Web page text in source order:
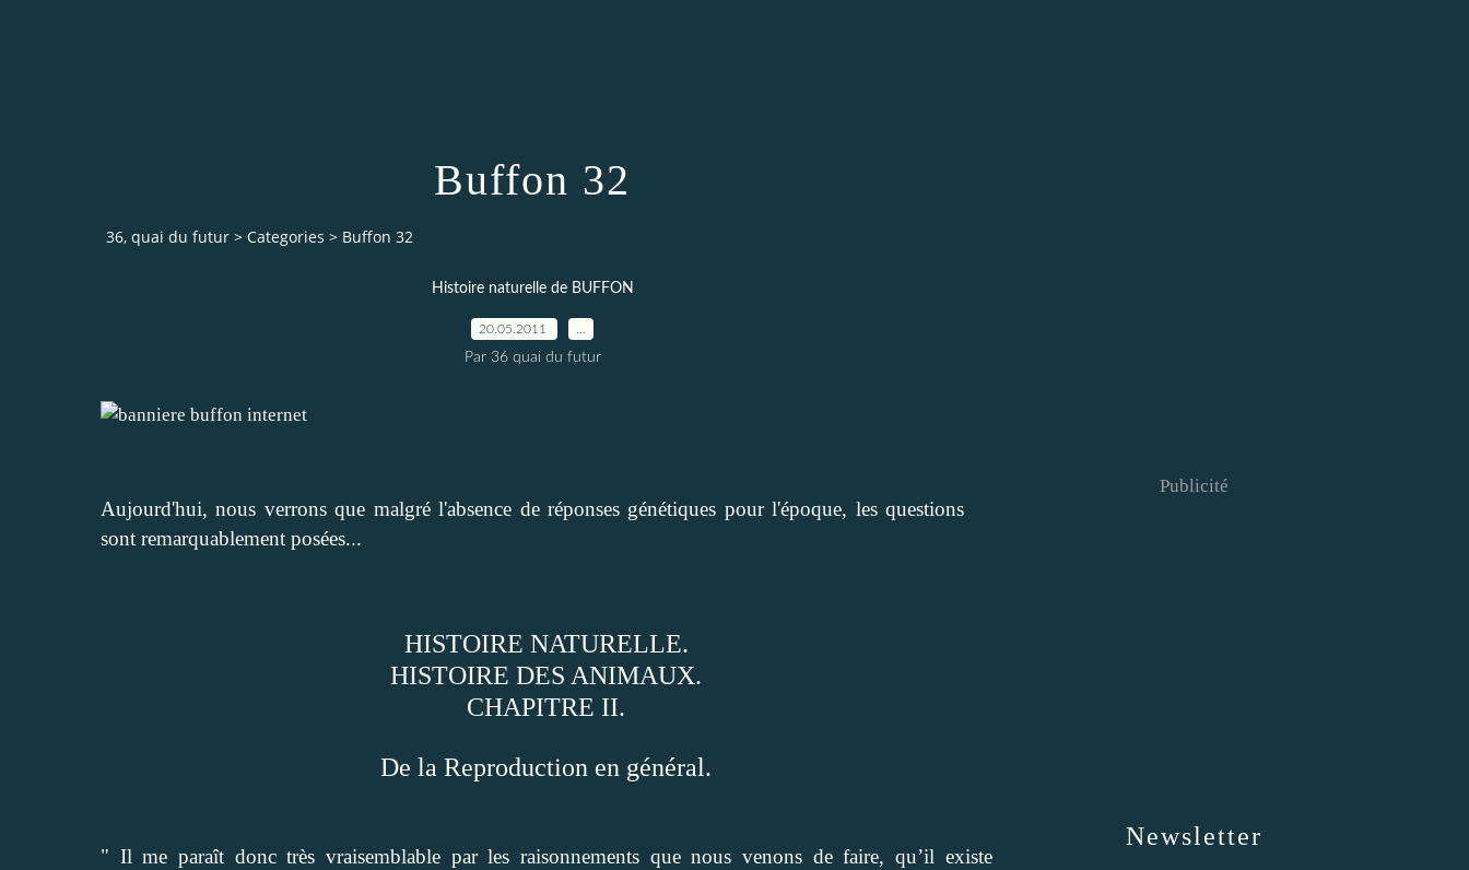
Buffon 32
36, quai du futur > Categories > Buffon 32
Histoire naturelle de BUFFON
20.05.2011
Par 36 quai du futur
Aujourd'hui, nous verrons que malgré l'absence de réponses génétiques pour l'époque, les questions
sont remarquablement posées...
HISTOIRE NATURELLE.
HISTOIRE DES ANIMAUX.
CHAPITRE II.
De la Reproduction en général.
" Il me paraît donc très vraisemblable par les raisonnements que nous venons de faire, qu’il existe
Newsletter
Publicité